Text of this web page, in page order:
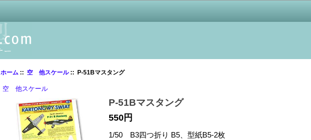
ホーム:: 空 他スケール:: P-51Bマスタング
空 他スケール
P-51Bマスタング
550円
1/50 B3四つ折り B5、型紙B5-2枚